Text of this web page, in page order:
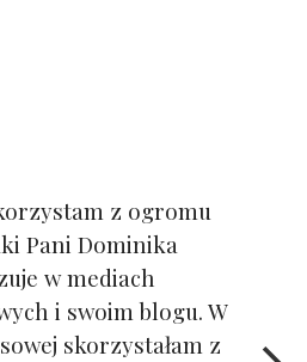
z ogromu
Pani Dominika
w mediach
i swoim blogu. W
skorzystałam z